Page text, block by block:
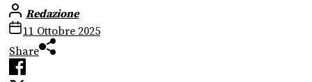
Redazione
11 Ottobre 2025
Share